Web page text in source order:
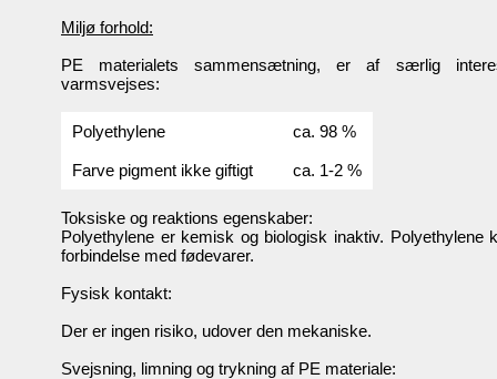
Miljø forhold:
PE materialets sammensætning, er af særlig
varmsvejses:
Polyethylene ca. 98 %
Farve pigment ikke giftigt ca. 1-2 %
Toksiske og reaktions egenskaber:
Polyethylene er kemisk og biologisk inaktiv. Polyethylene
forbindelse med fødevarer.
Fysisk kontakt:
Der er ingen risiko, udover den mekaniske.
Svejsning, limning og trykning af PE materiale: